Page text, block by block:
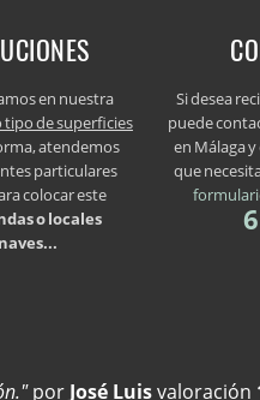
en nuestra
tipo de superficies
atendemos
particulares
colocar este
o locales
Si desea
puede
en Málaga
que
por José Luis valoración